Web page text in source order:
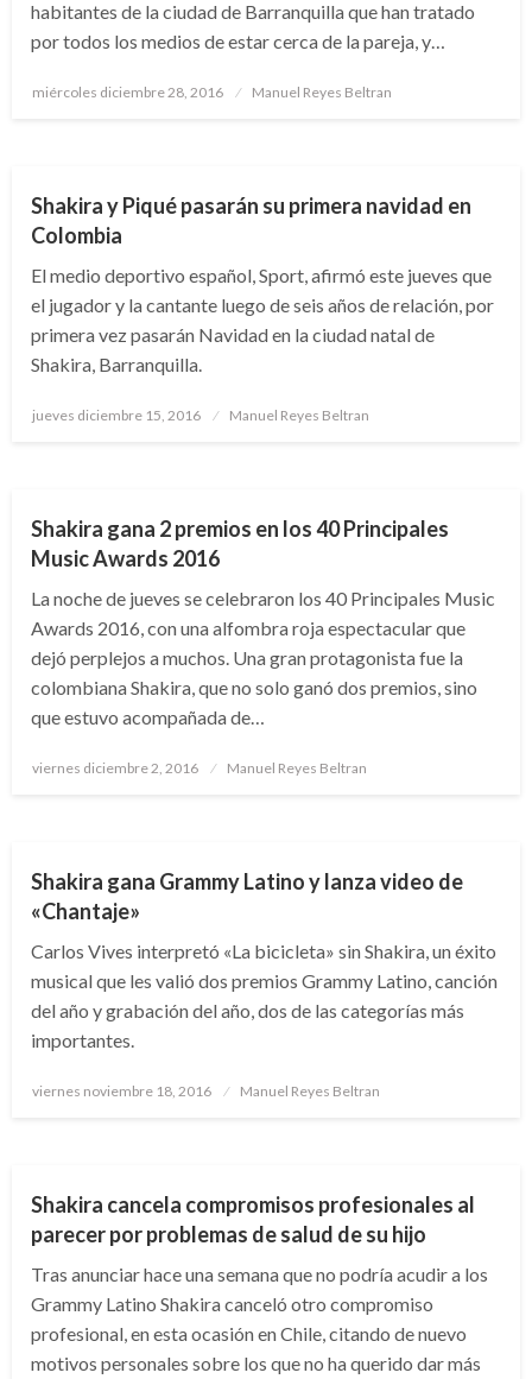
habitantes de la ciudad de Barranquilla que han tratado
por todos los medios de estar cerca de la pareja, y…
Publicado
miércoles diciembre 28, 2016 Manuel Reyes Beltran
Shakira y Piqué pasarán su primera navidad en
Colombia
El medio deportivo español, Sport, afirmó este jueves que
el jugador y la cantante luego de seis años de relación, por
primera vez pasarán Navidad en la ciudad natal de
Shakira, Barranquilla.
Publicado
jueves diciembre 15, 2016 Manuel Reyes Beltran
Shakira gana 2 premios en los 40 Principales
Music Awards 2016
La noche de jueves se celebraron los 40 Principales Music
Awards 2016, con una alfombra roja espectacular que
dejó perplejos a muchos. Una gran protagonista fue la
colombiana Shakira, que no solo ganó dos premios, sino
que estuvo acompañada de…
Publicado
viernes diciembre 2, 2016 Manuel Reyes Beltran
Shakira gana Grammy Latino y lanza video de
«Chantaje»
Carlos Vives interpretó «La bicicleta» sin Shakira, un éxito
musical que les valió dos premios Grammy Latino, canción
del año y grabación del año, dos de las categorías más
importantes.
Publicado
viernes noviembre 18, 2016 Manuel Reyes Beltran
Shakira cancela compromisos profesionales al
parecer por problemas de salud de su hijo
Tras anunciar hace una semana que no podría acudir a los
Grammy Latino Shakira canceló otro compromiso
profesional, en esta ocasión en Chile, citando de nuevo
motivos personales sobre los que no ha querido dar más